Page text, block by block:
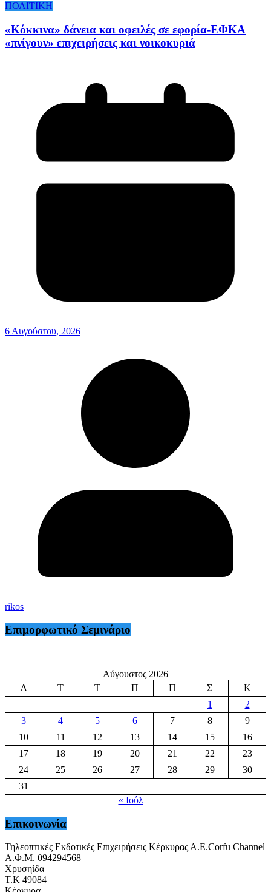
ΠΟΛΙΤΙΚΗ
«Κόκκινα» δάνεια και οφειλές σε εφορία-ΕΦΚΑ
«πνίγουν» επιχειρήσεις και νοικοκυριά
6 Αυγούστου, 2026
rikos
Επιμορφωτικό Σεμινάριο
Αύγουστος 2026
Δ
Τ Τ Π Π Σ
Κ
1
2
3
4 5 6 7 8
9
10
11 12 13 14 15
16
17
18 19 20 21 22
23
24
25 26 27 28 29
30
31
« Ιούλ
Επικοινωνία
Τηλεοπτικές Εκδοτικές Επιχειρήσεις Κέρκυρας Α.Ε.Corfu Channel
Α.Φ.Μ. 094294568
Χρυσηίδα
Τ.Κ 49084